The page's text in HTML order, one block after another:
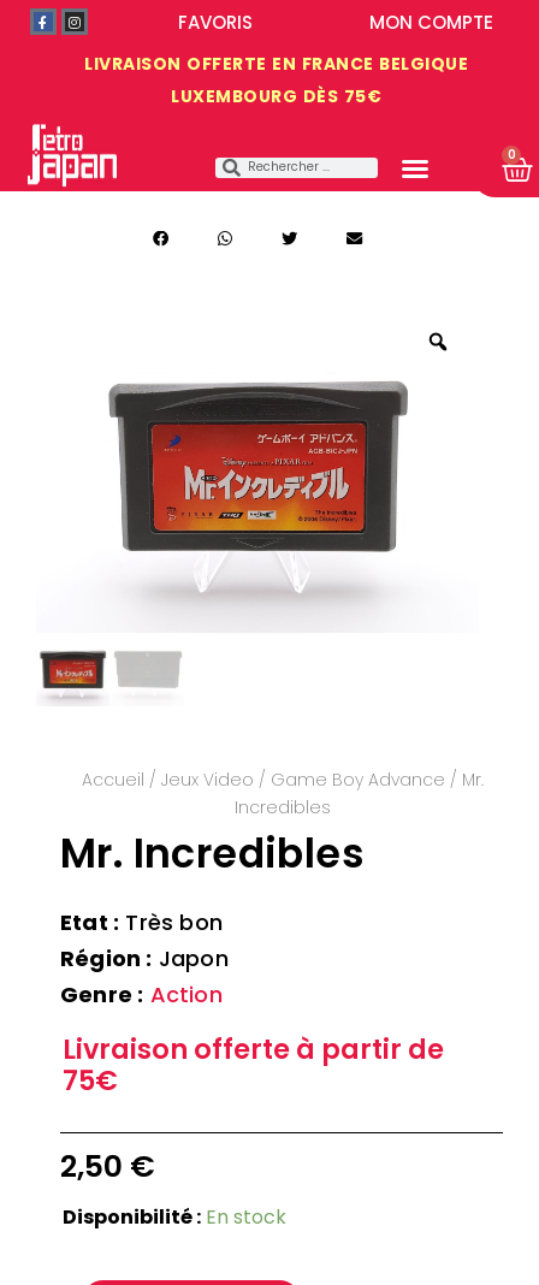
LIVRAISON OFFERTE EN FRANCE BELGIQUE
LUXEMBOURG DÈS 75€
MON COMPTE
FAVORIS
0
Accueil / Jeux Video / Game Boy Advance / Mr.
Incredibles
Mr. Incredibles
Etat : Très bon
Région : Japon
Genre : Action
Livraison offerte à partir de
75€
2,50 €
Disponibilité : En stock